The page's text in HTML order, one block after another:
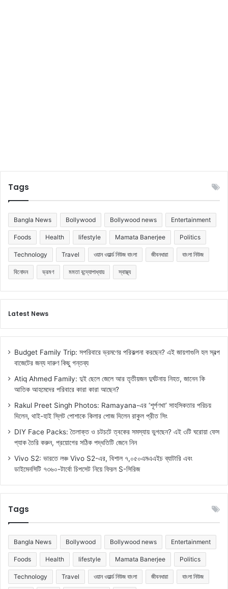
Tags
Bangla News Bollywood Bollywood news Entertainment
Foods Health lifestyle Mamata Banerjee Politics
Technology Travel ওয়ান ওয়ার্ল্ড নিউজ বাংলা জীবনধারা বাংলা নিউজ
বিনোদন ভ্রমণ মমতা বন্দ্যোপাধ্যায় স্বাস্থ্য
Latest News
Budget Family Trip: সপরিবারে ভ্রমণের পরিকল্পনা করছেন? এই জায়গাগুলি হল স্বল্প
বাজেটের জন্য দারুণ কিছু গন্তব্য
Atiq Ahmed Family: দুই ছেলে জেলে আর তৃতীয়জন দুর্ঘটনায় নিহত, জানেন কি
আতিক আহমেদের পরিবারে কারা কারা আছেন?
Rakul Preet Singh Photos: Ramayana-এর ‘শূর্পণখা’ সাহসিকতার পরিচয়
দিলেন, থাই-হাই স্লিট পোশাকে কিলার পোজ দিলেন রাকুল প্রীত সিং
DIY Face Packs: তৈলাক্ত ও চটচটে ত্বকের সমস্যায় ভুগছেন? এই ৩টি ঘরোয়া ফেস
প্যাক তৈরি করুন, প্রয়োগের সঠিক পদ্ধতিটি জেনে নিন
Vivo S2: ভারতে লঞ্চ Vivo S2-এর, বিশাল ৭,০৫০এমএএইচ ব্যাটারি এবং
ডাইমেনসিটি ৭৩৬০-টার্বো চিপসেট নিয়ে ফিরল S-সিরিজ
Tags
Bangla News Bollywood Bollywood news Entertainment
Foods Health lifestyle Mamata Banerjee Politics
Technology Travel ওয়ান ওয়ার্ল্ড নিউজ বাংলা জীবনধারা বাংলা নিউজ